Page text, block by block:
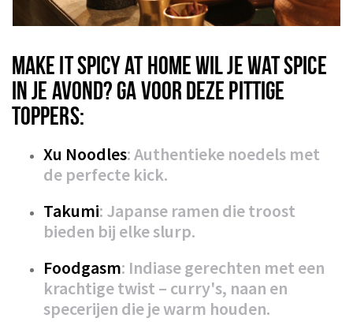
MAKE IT SPICY AT HOME WIL JE WAT SPICE
IN JE AVOND? GA VOOR DEZE PITTIGE
TOPPERS:
Xu Noodles: Authentieke noedels met
de perfecte kick.
Takumi: Japanse ramen die troost
bieden bij elke slurp.
Foodgasm: Indiase gerechten met een
krachtige twist – curry's, naan en
specerijen die je warm houden.